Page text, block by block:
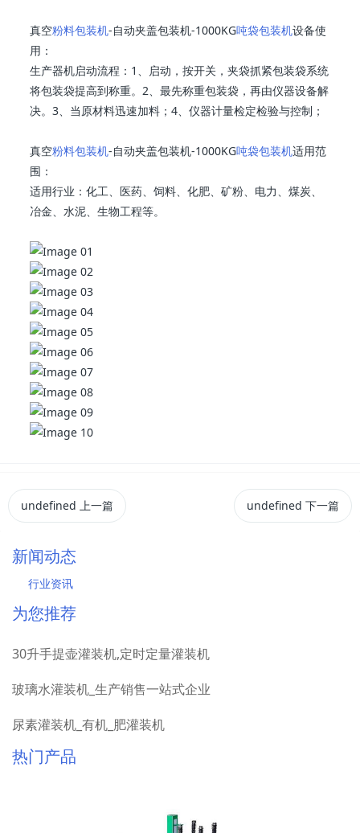
真空粉料包装机-自动夹盖包装机-1000KG吨袋包装机设备使
用：
生产器机启动流程：1、启动，按开关，夹袋抓紧包装袋系统
将包装袋提高到称重。2、最先称重包装袋，再由仪器设备解
决。3、当原材料迅速加料；4、仪器计量检定检验与控制；
真空粉料包装机-自动夹盖包装机-1000KG吨袋包装机适用范
围：
适用行业：化工、医药、饲料、化肥、矿粉、电力、煤炭、
冶金、水泥、生物工程等。
undefined 上一篇 undefined 下一篇
新闻动态
行业资讯
为您推荐
30升手提壶灌装机,定时定量灌装机
玻璃水灌装机_生产销售一站式企业
尿素灌装机_有机_肥灌装机
热门产品